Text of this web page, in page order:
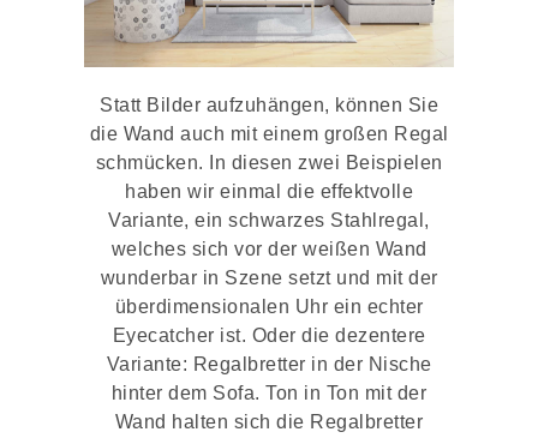
Statt Bilder aufzuhängen, können Sie
die Wand auch mit einem großen Regal
schmücken. In diesen zwei Beispielen
haben wir einmal die effektvolle
Variante, ein schwarzes Stahlregal,
welches sich vor der weißen Wand
wunderbar in Szene setzt und mit der
überdimensionalen Uhr ein echter
Eyecatcher ist. Oder die dezentere
Variante: Regalbretter in der Nische
hinter dem Sofa. Ton in Ton mit der
Wand halten sich die Regalbretter